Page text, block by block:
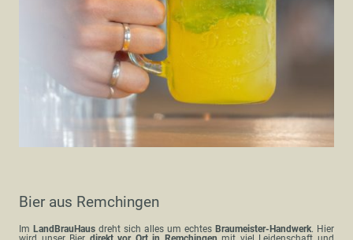
Bier aus Remchingen
Im LandBrauHaus dreht sich alles um echtes Braumeister-Handwerk. Hier